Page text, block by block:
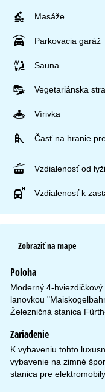
po-št:
pi:
so-ne:
Masáže
Parkovacia garáž
Sauna
Vegetariánska
Vírivka
Časť na hranie
Vzdialenosť od
Vzdialenosť k
Zobraziť na mape
Poloha
Moderný 4-
lanovkou
Železničná stanica
Zariadenie
K vybaveniu tohto
vybavenie na zimné
stanica pre